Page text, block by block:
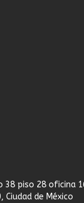
38 piso 28 oficina
Ciudad de México